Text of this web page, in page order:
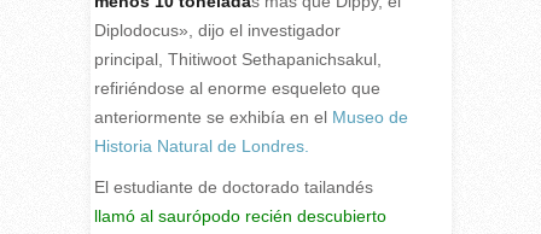
Diplodocus», dijo el investigador
principal, Thitiwoot Sethapanichsakul,
refiriéndose al enorme esqueleto que
anteriormente se exhibía en el Museo de
Historia Natural de Londres.
El estudiante de doctorado tailandés
llamó al saurópodo recién descubierto